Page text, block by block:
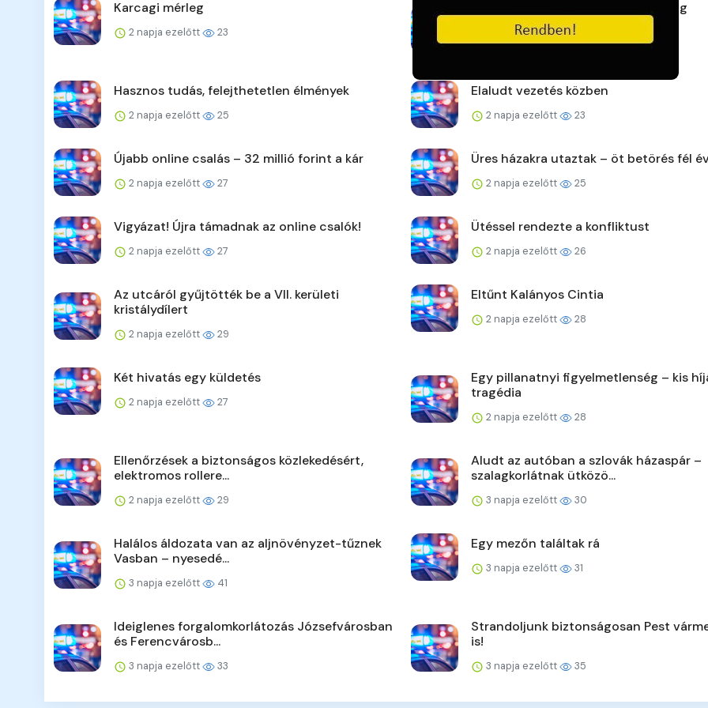
Karcagi mérleg
2 napja ezelőtt 23
Lezárult a Makói Rendőrkapitányság
Táblavadász akciója
2 napja ezelőtt 28
Hasznos tudás, felejthetetlen élmények
2 napja ezelőtt 25
Elaludt vezetés közben
2 napja ezelőtt 23
Újabb online csalás – 32 millió forint a kár
2 napja ezelőtt 27
Üres házakra utaztak – öt betörés fél
2 napja ezelőtt 25
Vigyázat! Újra támadnak az online csalók!
2 napja ezelőtt 27
Ütéssel rendezte a konfliktust
2 napja ezelőtt 26
Az utcáról gyűjtötték be a VII. kerületi
kristálydílert
2 napja ezelőtt 29
Eltűnt Kalányos Cintia
2 napja ezelőtt 28
Két hivatás egy küldetés
2 napja ezelőtt 27
Egy pillanatnyi figyelmetlenség – kis
tragédia
2 napja ezelőtt 28
Ellenőrzések a biztonságos közlekedésért,
elektromos rollere...
2 napja ezelőtt 29
Aludt az autóban a szlovák házaspár –
szalagkorlátnak ütközö...
3 napja ezelőtt 30
Halálos áldozata van az aljnövényzet-tűznek
Vasban – nyesedé...
3 napja ezelőtt 41
Egy mezőn találtak rá
3 napja ezelőtt 31
Ideiglenes forgalomkorlátozás Józsefvárosban
és Ferencvárosb...
3 napja ezelőtt 33
Strandoljunk biztonságosan Pest
is!
3 napja ezelőtt 35